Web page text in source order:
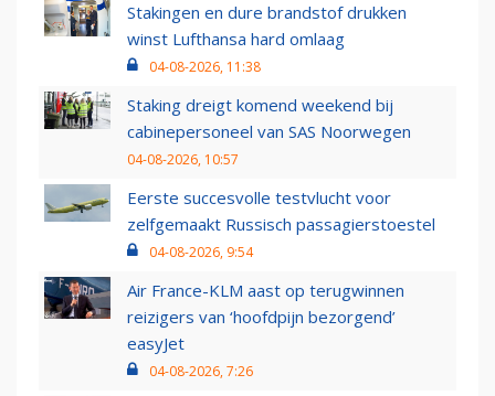
Stakingen en dure brandstof drukken
winst Lufthansa hard omlaag
04-08-2026, 11:38
Staking dreigt komend weekend bij
cabinepersoneel van SAS Noorwegen
04-08-2026, 10:57
Eerste succesvolle testvlucht voor
zelfgemaakt Russisch passagierstoestel
04-08-2026, 9:54
Air France-KLM aast op terugwinnen
reizigers van ‘hoofdpijn bezorgend’
easyJet
04-08-2026, 7:26